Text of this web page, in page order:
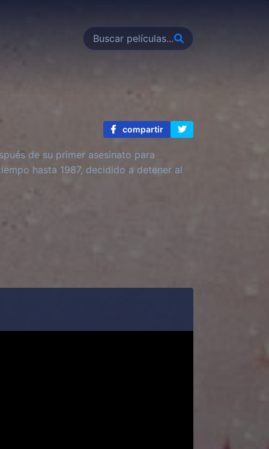
compartir
de su primer asesinato para
hasta 1987, decidido a detener al